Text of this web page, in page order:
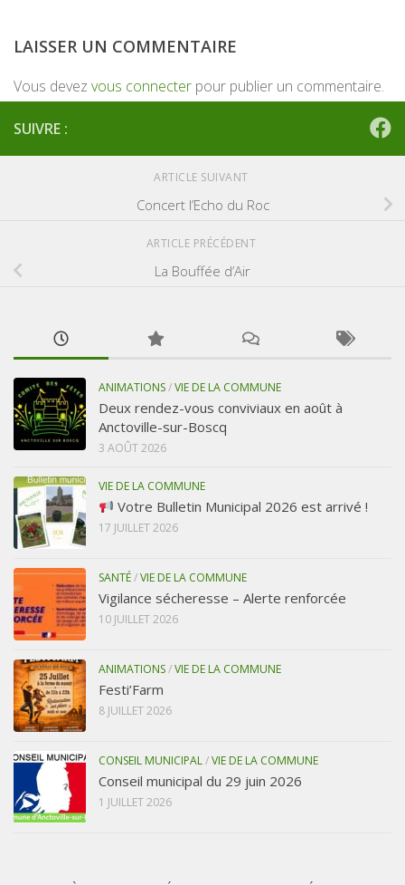
LAISSER UN COMMENTAIRE
Vous devez vous connecter pour publier un commentaire.
SUIVRE :
ARTICLE SUIVANT
Concert l’Echo du Roc
ARTICLE PRÉCÉDENT
La Bouffée d’Air
ANIMATIONS/VIE DE LA COMMUNE
Deux rendez-vous conviviaux en août à
Anctoville-sur-Boscq
3 AOÛT 2026
VIE DE LA COMMUNE
Votre Bulletin Municipal 2026 est arrivé !
17 JUILLET 2026
SANTÉ/VIE DE LA COMMUNE
Vigilance sécheresse – Alerte renforcée
10 JUILLET 2026
ANIMATIONS/VIE DE LA COMMUNE
Festi’Farm
8 JUILLET 2026
CONSEIL MUNICIPAL/VIE DE LA COMMUNE
Conseil municipal du 29 juin 2026
1 JUILLET 2026